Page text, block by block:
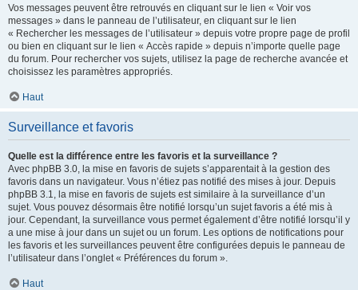
Vos messages peuvent être retrouvés en cliquant sur le lien « Voir vos
messages » dans le panneau de l’utilisateur, en cliquant sur le lien
« Rechercher les messages de l’utilisateur » depuis votre propre page de profil
ou bien en cliquant sur le lien « Accès rapide » depuis n’importe quelle page
du forum. Pour rechercher vos sujets, utilisez la page de recherche avancée et
choisissez les paramètres appropriés.
Haut
Surveillance et favoris
Quelle est la différence entre les favoris et la surveillance ?
Avec phpBB 3.0, la mise en favoris de sujets s’apparentait à la gestion des
favoris dans un navigateur. Vous n’étiez pas notifié des mises à jour. Depuis
phpBB 3.1, la mise en favoris de sujets est similaire à la surveillance d’un
sujet. Vous pouvez désormais être notifié lorsqu’un sujet favoris a été mis à
jour. Cependant, la surveillance vous permet également d’être notifié lorsqu’il y
a une mise à jour dans un sujet ou un forum. Les options de notifications pour
les favoris et les surveillances peuvent être configurées depuis le panneau de
l’utilisateur dans l’onglet « Préférences du forum ».
Haut